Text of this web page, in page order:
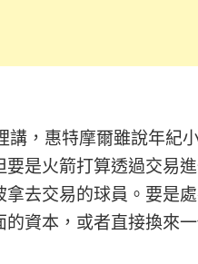
講，惠特摩爾雖說年紀
要是火箭打算透過交易
拿去交易的球員。要是
的資本，或者直接換來